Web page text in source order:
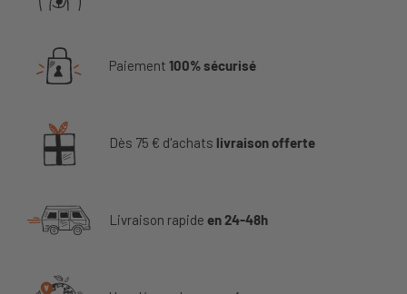
Paiement 100% sécurisé
Dès 75 € d'achats livraison offerte
Livraison rapide en 24-48h